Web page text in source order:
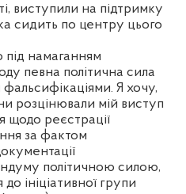
виступили на підтримку
сидить по центру цього
намаганням
певна політична сила
Я хочу,
розцінювали мій виступ
щодо реєстрації
за фактом
політичною силою,
ініціативної групи